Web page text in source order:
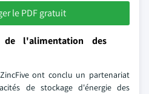
le PDF gratuit
l'alimentation des
ont conclu un partenariat
de stockage d'énergie des